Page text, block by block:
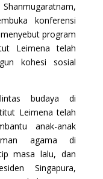
konferensi
program
Leimena telah
kohesi sosial
budaya di
Leimena telah
anak-anak
agama di
masa lalu, dan
Singapura,